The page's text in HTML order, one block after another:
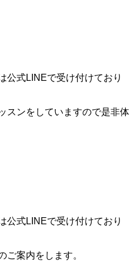
公式LINEで受け付けており
スンをしていますので是非体
公式LINEで受け付けており
ご案内をします。